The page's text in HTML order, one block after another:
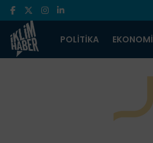
POLITIKA EKONOMI